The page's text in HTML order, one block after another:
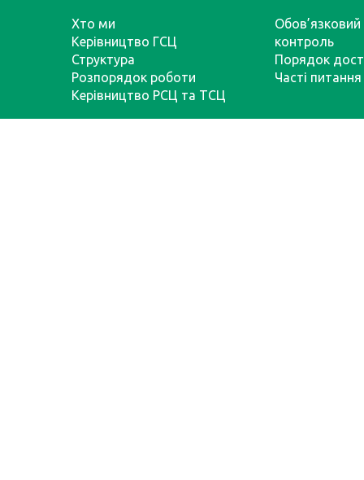
Хто ми
Керівництво ГСЦ
Структура
Розпорядок роботи
Керівництво РСЦ та ТСЦ
Обов’язковий
контроль
Порядок
Часті питання